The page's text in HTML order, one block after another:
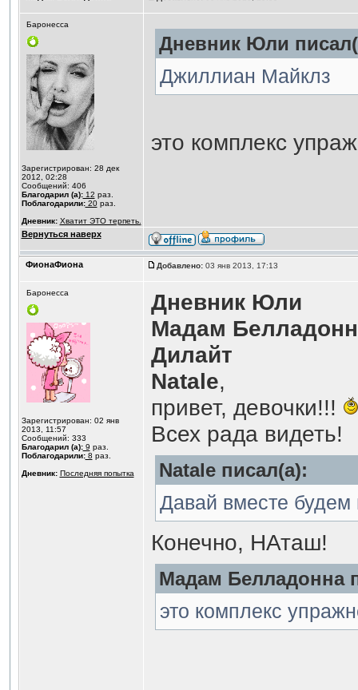
Баронесса
Зарегистрирован: 28 дек
2012, 02:28
Сообщений: 406
Благодарил (а):12 раз.
Поблагодарили:20раз.
Дневник: Хватит ЭТО терпеть.
Дневник Юли
Джиллиан Майклз
это комплекс
Вернуться наверх
ФионаФиона Добавлено:03 янв 2013, 17:13
Баронесса
Зарегистрирован: 02 янв
2013, 11:57
Сообщений: 333
Благодарил (а):9 раз.
Поблагодарили:8 раз.
Дневник: Последняя попытка
Дневник Юли
Мадам
Дилайт
Natale,
привет, девочки!!!
Всех рада видеть!
Natale писал(а):
Давай вместе будем
Конечно, НАташ!
Мадам Белладонна
это комплекс